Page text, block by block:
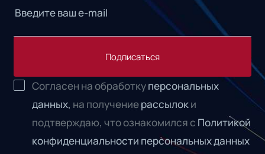
Подписаться
Согласен на обработкуперсональных
данных, на получениерассылоки
подтверждаю, что ознакомился с Политикой
конфиденциальности персональных данных